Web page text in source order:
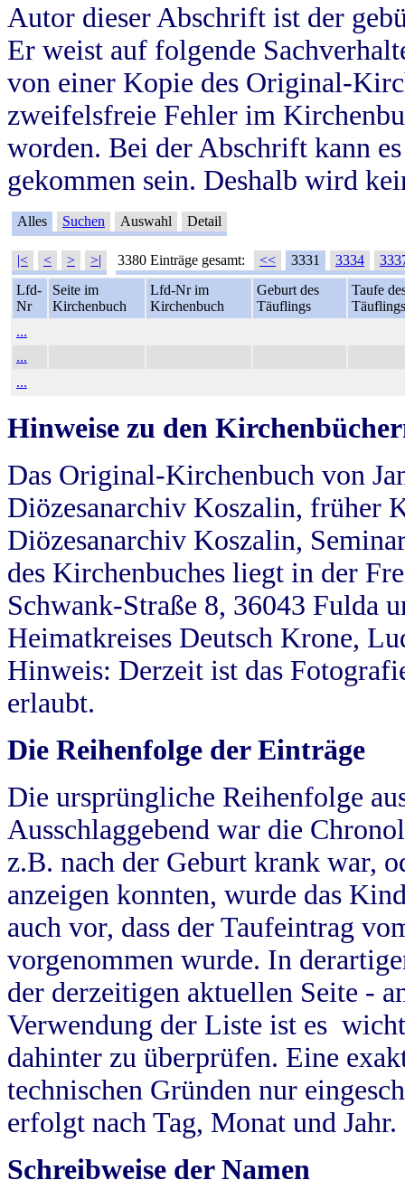
Autor dieser Abschrift ist der
Er weist auf folgende
von einer Kopie des Original-
zweifelsfreie Fehler im
worden. Bei der Abschrift kann
gekommen sein. Deshalb wird
Alles Suchen Auswahl Detail
|< < > >| 3380 Einträge gesamt: << 3331 3334
Lfd-
Nr
Seite im
Kirchenbuch
Lfd-Nr im
Kirchenbuch
Geburt des
Täuflings
Taufe
Täuflings
...
...
...
Hinweise zu den
Das Original-Kirchenbuch von
Diözesanarchiv Koszalin, früher
Diözesanarchiv Koszalin,
des Kirchenbuches liegt in der
Schwank-Straße 8, 36043 Fulda
Heimatkreises Deutsch Krone,
Hinweis: Derzeit ist das
erlaubt.
Die Reihenfolge der Einträge
Die ursprüngliche Reihenfolge
Ausschlaggebend war die
z.B. nach der Geburt krank war,
anzeigen konnten, wurde das
auch vor, dass der Taufeintrag
vorgenommen wurde. In
der derzeitigen aktuellen Seite -
Verwendung der Liste ist es
dahinter zu überprüfen. Eine
technischen Gründen nur
erfolgt nach Tag, Monat und Jahr.
Schreibweise der Namen